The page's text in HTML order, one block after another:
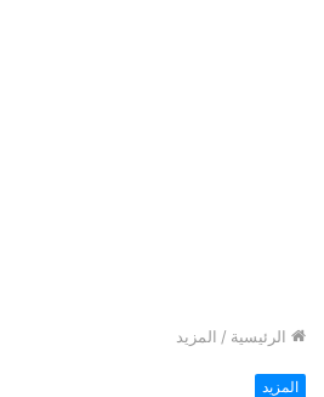
الرئيسية / المزيد
المزيد